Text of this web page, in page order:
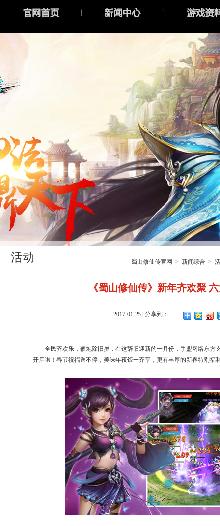
蜀山修仙传官网 > 新闻综合 >
活动
《蜀山修仙传》新年齐欢聚
2017-01-25 | 分享到：
全民齐欢乐，鞭炮除旧岁，在这辞旧迎新的一月份，手盟网络东方
开启啦！春节祝福送不停，美味年夜饭一齐享，更有丰厚的新春特别福